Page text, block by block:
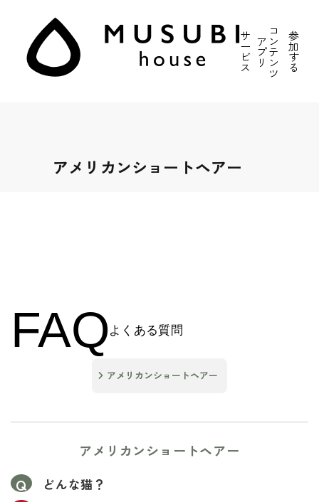
サ
ー
ビ
ス
ア
プ
リ
コ
ン
テ
ン
ツ
参
加
す
る
アメリカンショートヘアー
FAQ よくある質問
アメリカンショートヘアー
アメリカンショートヘアー
どんな猫？